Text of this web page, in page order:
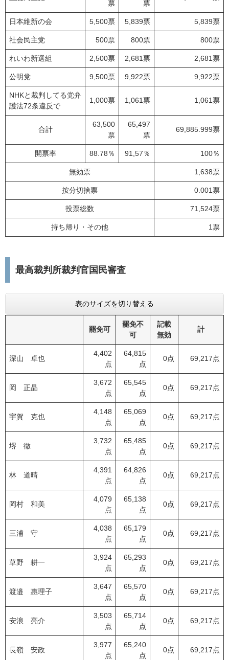
票 票
日本維新の会 5,500票 5,839票 5,839票
社会民主党 500票 800票 800票
れいわ新選組 2,500票 2,681票 2,681票
公明党 9,500票 9,922票 9,922票
NHKと裁判してる党弁
護法72条違反で
1,000票 1,061票 1,061票
合計
63,500
票
65,497
票
69,885.999票
開票率 88.78％ 91,57％ 100％
無効票 1,638票
按分切捨票 0.001票
投票総数 71,524票
持ち帰り・その他 1票
最高裁判所裁判官国民審査
表のサイズを切り替える
罷免可
罷免不
可
記載
無効
計
深山 卓也
4,402
点
64,815
点
0点 69,217点
岡 正晶
3,672
点
65,545
点
0点 69,217点
宇賀 克也
4,148
点
65,069
点
0点 69,217点
堺 徹
3,732
点
65,485
点
0点 69,217点
林 道晴
4,391
点
64,826
点
0点 69,217点
岡村 和美
4,079
点
65,138
点
0点 69,217点
三浦 守
4,038
点
65,179
点
0点 69,217点
草野 耕一
3,924
点
65,293
点
0点 69,217点
渡邉 惠理子
3,647
点
65,570
点
0点 69,217点
安浪 亮介
3,503
点
65,714
点
0点 69,217点
長嶺 安政
3,977
点
65,240
点
0点 69,217点